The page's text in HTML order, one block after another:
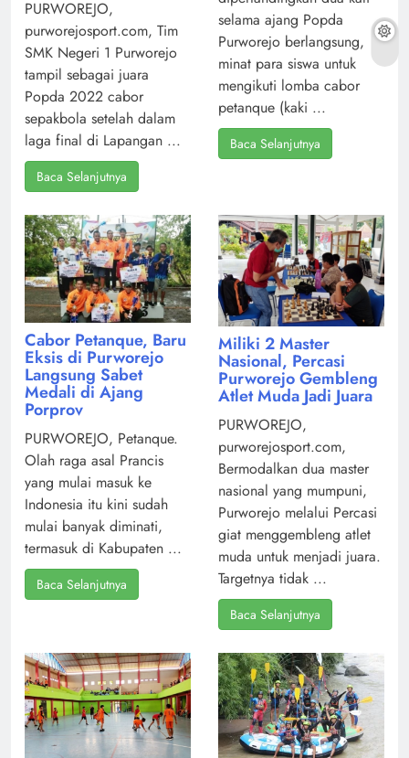
PURWOREJO,
purworejosport.com, Tim
SMK Negeri 1 Purworejo
tampil sebagai juara
Popda 2022 cabor
sepakbola setelah dalam
laga final di Lapangan ...
Baca Selanjutnya
selama ajang Popda
Purworejo berlangsung,
minat para siswa untuk
mengikuti lomba cabor
petanque (kaki ...
Baca Selanjutnya
Cabor Petanque, Baru
Eksis di Purworejo
Langsung Sabet
Medali di Ajang
Porprov
PURWOREJO, Petanque.
Olah raga asal Prancis
yang mulai masuk ke
Indonesia itu kini sudah
mulai banyak diminati,
termasuk di Kabupaten ...
Baca Selanjutnya
Miliki 2 Master
Nasional, Percasi
Purworejo Gembleng
Atlet Muda Jadi Juara
PURWOREJO,
purworejosport.com,
Bermodalkan dua master
nasional yang mumpuni,
Purworejo melalui Percasi
giat menggembleng atlet
muda untuk menjadi juara.
Targetnya tidak ...
Baca Selanjutnya